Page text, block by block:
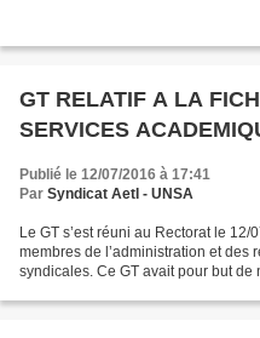
GT RELATIF A LA
SERVICES
Publié le 12/07/2016 à 17:41
Par Syndicat AetI - UNSA
Le GT s’est réuni au Rectorat le
membres de l’administration et des
syndicales. Ce GT avait pour but